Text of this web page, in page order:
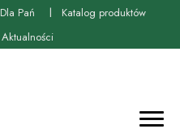
Dla Pań
Katalog produktów
Aktualności